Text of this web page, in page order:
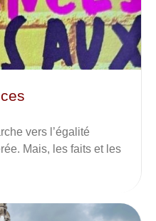
vers l’égalité
Mais, les faits et les